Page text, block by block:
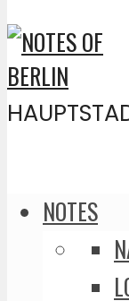
NOTES